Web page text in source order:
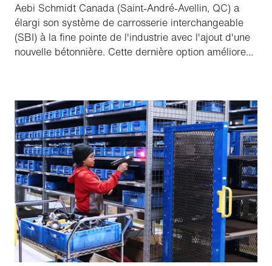
Aebi Schmidt Canada (Saint-André-Avellin, QC) a
élargi son système de carrosserie interchangeable
(SBI) à la fine pointe de l'industrie avec l'ajout d'une
nouvelle bétonnière. Cette dernière option améliore